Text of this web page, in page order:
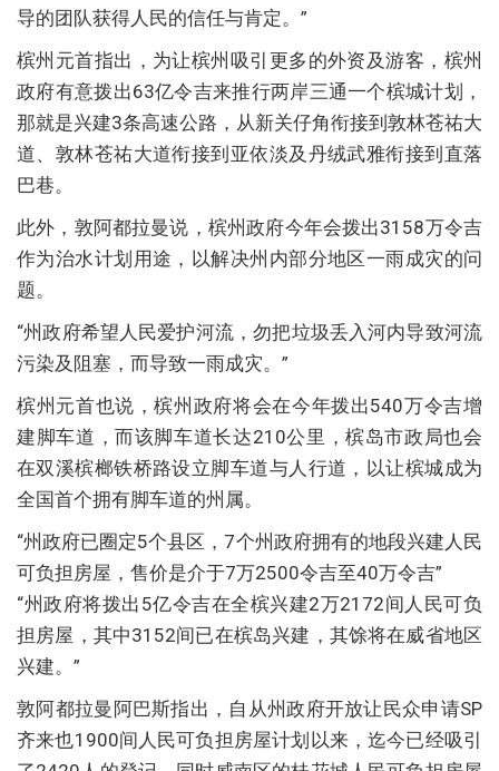
导的团队获得人民的信任与肯定。”
槟州元首指出，为让槟州吸引更多的外资及游客，槟州
政府有意拨出63亿令吉来推行两岸三通一个槟城计划，
那就是兴建3条高速公路，从新关仔角衔接到敦林苍祐大
道、敦林苍祐大道衔接到亚依淡及丹绒武雅衔接到直落
巴巷。
此外，敦阿都拉曼说，槟州政府今年会拨出3158万令吉
作为治水计划用途，以解决州内部分地区一雨成灾的问
题。
“州政府希望人民爱护河流，勿把垃圾丢入河内导致河流
污染及阻塞，而导致一雨成灾。”
槟州元首也说，槟州政府将会在今年拨出540万令吉增
建脚车道，而该脚车道长达210公里，槟岛市政局也会
在双溪槟榔铁桥路设立脚车道与人行道，以让槟城成为
全国首个拥有脚车道的州属。
“州政府已圈定5个县区，7个州政府拥有的地段兴建人民
可负担房屋，售价是介于7万2500令吉至40万令吉”
“州政府将拨出5亿令吉在全槟兴建2万2172间人民可负
担房屋，其中3152间已在槟岛兴建，其馀将在威省地区
兴建。”
敦阿都拉曼阿巴斯指出，自从州政府开放让民众申请SP
齐来也1900间人民可负担房屋计划以来，迄今已经吸引